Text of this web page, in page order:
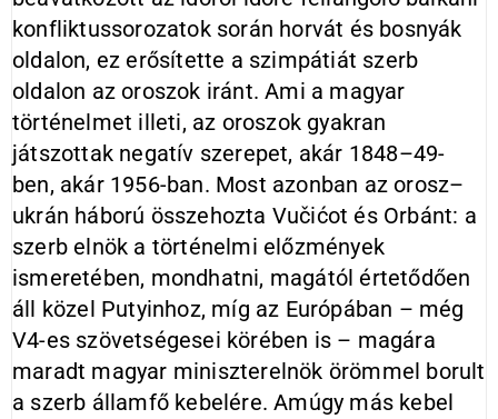
konfliktussorozatok során horvát és bosnyák
oldalon, ez erősítette a szimpátiát szerb
oldalon az oroszok iránt. Ami a magyar
történelmet illeti, az oroszok gyakran
játszottak negatív szerepet, akár 1848–49-
ben, akár 1956-ban. Most azonban az orosz–
ukrán háború összehozta Vučićot és Orbánt: a
szerb elnök a történelmi előzmények
ismeretében, mondhatni, magától értetődően
áll közel Putyinhoz, míg az Európában – még
V4-es szövetségesei körében is – magára
maradt magyar miniszterelnök örömmel borult
a szerb államfő kebelére. Amúgy más kebel